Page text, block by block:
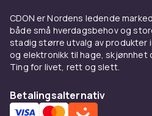
Hva er en
En bladserver er en
som inneholder
og som settes inn i et
kan stables i ett og samme
Kabinettet selv leverer
CDON er Nordens ledende
både små hverdagsbehov og
stadig større utvalg av produkter
og elektronikk til hage,
Ting for livet, rett og slett.
Betalingsalternativ